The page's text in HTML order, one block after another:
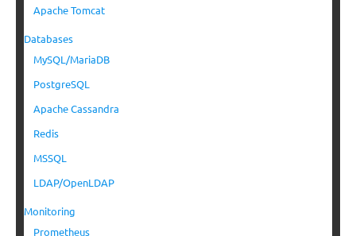
Apache Tomcat
Databases
MySQL/MariaDB
PostgreSQL
Apache Cassandra
Redis
MSSQL
LDAP/OpenLDAP
Monitoring
Prometheus